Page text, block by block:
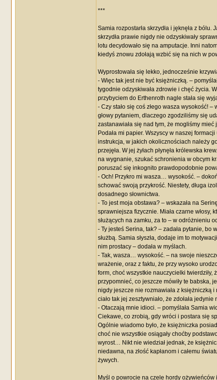
***
Samia rozpostarła skrzydła i jęknęła z
skrzydła prawie nigdy nie odzyskiwały
lotu decydowało się na amputacje. Inni
kiedyś znowu zdołają wzbić się na nich w
Wyprostowała się lekko, jednocześnie
- Więc tak jest nie być księżniczką. –
tygodnie odzyskiwała zdrowie i chęć życia.
przybyciem do Erthenroth nagle stała się
- Czy stało się coś złego wasza wysokość!
głowy pytaniem, dlaczego zgodziliśmy się
zastanawiała się nad tym, że mogliśmy mieć
Podała mi papier. Wszyscy w naszej
instrukcja, w jakich okolicznościach należy
przejęła. W jej żyłach płynęła królewska
na wygnanie, szukać schronienia w obcym
poruszać się inkognito prawdopodobnie
- Och! Przykro mi wasza… wysokość. –
schować swoją przykrość. Niestety, długa
dosadnego słownictwa.
- To jest moja obstawa? – wskazała na
sprawniejsza fizycznie. Miała czarne włosy,
służących na zamku, za to – w odróżnieniu
- Ty jesteś Serina, tak? – zadała pytanie, bo
służbą. Samia słyszła, dodaje im to
nim prostacy – dodała w myślach.
- Tak, wasza… wysokość. – na swoje
wrażenie, oraz z faktu, że przy wysoko
form, choć wszystkie nauczycielki
przypomnieć, co jeszcze mówiły te babska,
nigdy jeszcze nie rozmawiała z księżniczką
ciało tak jej zesztywniało, że zdołała
- Otaczają mnie idioci. – pomyślała Samia
Ciekawe, co zrobią, gdy wróci i postara się
Ogólnie wiadomo było, że księżniczka
choć nie wszystkie osiągały choćby
wyrost… Nikt nie wiedział jednak, że
niedawna, na złość kapłanom i całemu
żywych.
Myśl o powrocie na czele hordy